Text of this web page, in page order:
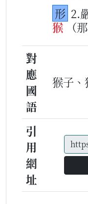
形 2.
猴（
對
應
國
語
猴子、
引
用
網
址